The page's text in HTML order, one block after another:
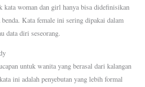
kata woman dan girl hanya bisa didefinisikan
benda. Kata female ini sering dipakai dalam
data diri seseorang.
untuk wanita yang berasal dari kalangan
ini adalah penyebutan yang lebih formal